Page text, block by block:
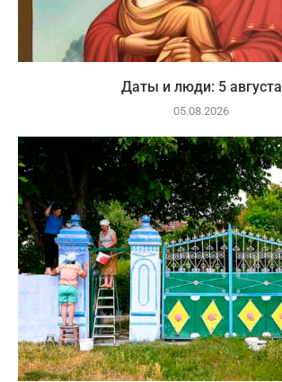
Даты и люди: 5 августа
05.08.2026